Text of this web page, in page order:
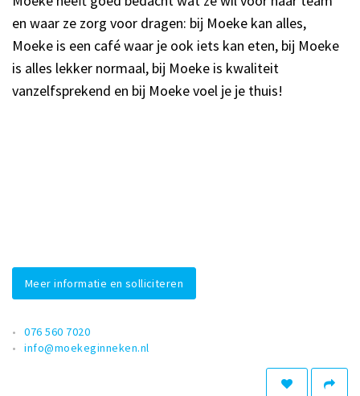
en waar ze zorg voor dragen: bij Moeke kan alles,
Moeke is een café waar je ook iets kan eten, bij Moeke
is alles lekker normaal, bij Moeke is kwaliteit
vanzelfsprekend en bij Moeke voel je je thuis!
Meer informatie en solliciteren
076 560 7020
info@moekeginneken.nl